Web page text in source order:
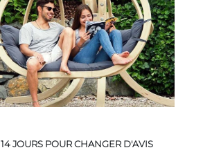
14 JOURS POUR CHANGER D'AVIS